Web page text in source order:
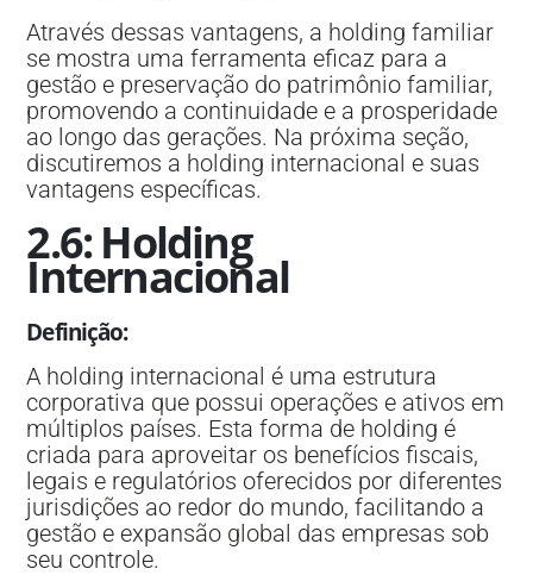
Através dessas vantagens, a holding familiar
se mostra uma ferramenta eficaz para a
gestão e preservação do patrimônio familiar,
promovendo a continuidade e a prosperidade
ao longo das gerações. Na próxima seção,
discutiremos a holding internacional e suas
vantagens específicas.
2.6: Holding
Internacional
Definição:
A holding internacional é uma estrutura
corporativa que possui operações e ativos em
múltiplos países. Esta forma de holding é
criada para aproveitar os benefícios fiscais,
legais e regulatórios oferecidos por diferentes
jurisdições ao redor do mundo, facilitando a
gestão e expansão global das empresas sob
seu controle.